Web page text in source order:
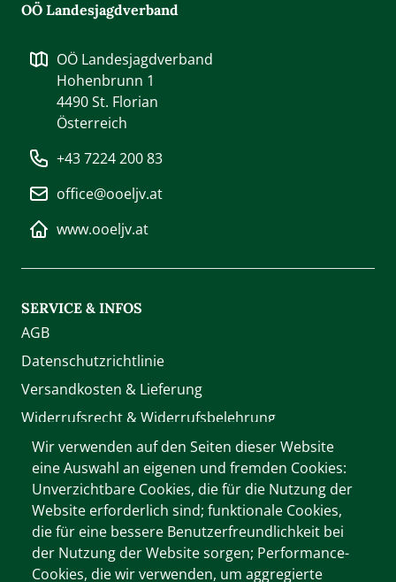
OÖ Landesjagdverband
OÖ Landesjagdverband
Hohenbrunn 1
4490St. Florian
Österreich
+43 7224 200 83
office@ooeljv.at
www.ooeljv.at
SERVICE & INFOS
AGB
Datenschutzrichtlinie
Versandkosten & Lieferung
Widerrufsrecht & Widerrufsbelehrung
Zahlung
WIR AKZEPTIEREN
Wir verwenden auf den Seiten dieser Website
eine Auswahl an eigenen und fremden Cookies:
Unverzichtbare Cookies, die für die Nutzung der
Website erforderlich sind; funktionale Cookies,
die für eine bessere Benutzerfreundlichkeit bei
der Nutzung der Website sorgen; Performance-
Cookies, die wir verwenden, um aggregierte